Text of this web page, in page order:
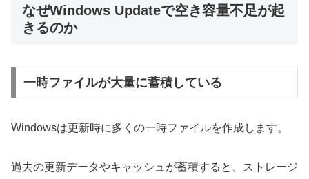
なぜWindows Updateで空き容量不足が起
きるのか
一時ファイルが大量に蓄積している
Windowsは更新時に多くの一時ファイルを作成します。
過去の更新データやキャッシュが蓄積すると、ストレージ